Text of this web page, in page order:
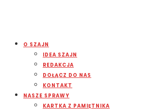
O SZAJN
IDEA SZAJN
REDAKCJA
DOŁĄCZ DO NAS
KONTAKT
NASZE SPRAWY
KARTKA Z PAMIĘTNIKA